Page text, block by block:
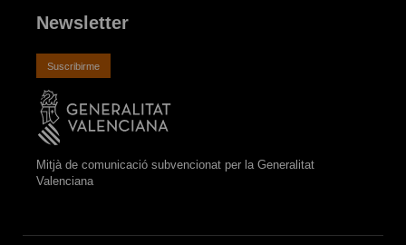
Newsletter
Suscribirme
Mitjà de comunicació subvencionat per la Generalitat
Valenciana